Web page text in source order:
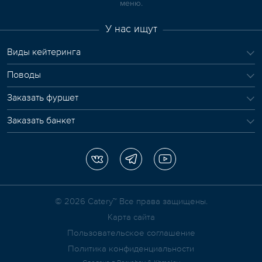
меню.
У нас ищут
Виды кейтеринга
Поводы
Заказать фуршет
Заказать банкет
© 2026 Сatery™ Все права защищены.
Карта сайта
Пользовательское соглашение
Политика конфиденциальности